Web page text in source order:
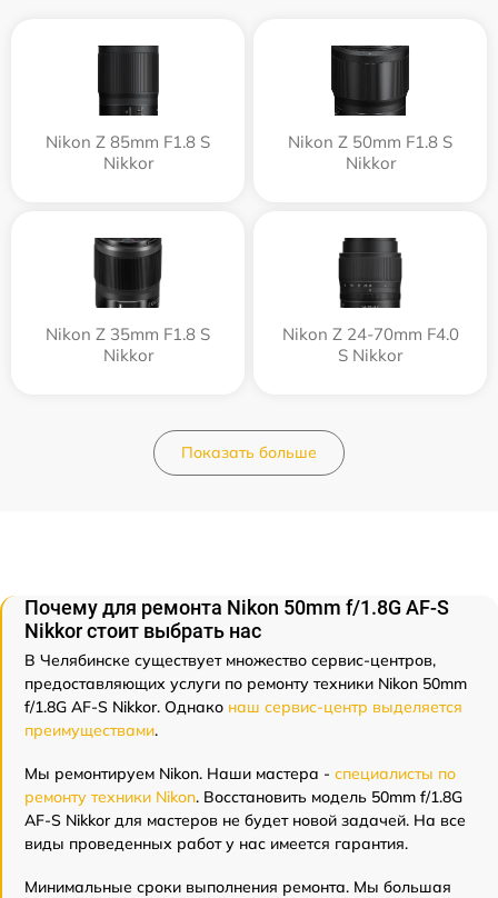
Nikon Z 85mm F1.8 S
Nikkor
Nikon Z 50mm F1.8 S
Nikkor
Nikon Z 35mm F1.8 S
Nikkor
Nikon Z 24-70mm F4.0
S Nikkor
Показать больше
Почему для ремонта Nikon 50mm f/1.8G AF-S
Nikkor стоит выбрать нас
В Челябинске существует множество сервис-центров,
предоставляющих услуги по ремонту техники Nikon 50mm
f/1.8G AF-S Nikkor. Однако наш сервис-центр выделяется
преимуществами.
Мы ремонтируем Nikon. Наши мастера - специалисты по
ремонту техники Nikon. Восстановить модель 50mm f/1.8G
AF-S Nikkor для мастеров не будет новой задачей. На все
виды проведенных работ у нас имеется гарантия.
Минимальные сроки выполнения ремонта. Мы большая